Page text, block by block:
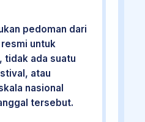
pedoman dari
untuk
tidak ada suatu
atau
nasional
tersebut.